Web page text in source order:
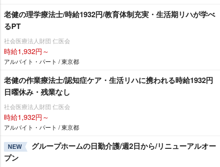
老健の理学療法士/時給1932円/教育体制充実・生活期リハが学べ
るPT
社会医療法人財団 仁医会
時給1,932円～
アルバイト・パート / 東京都
老健の作業療法士/認知症ケア・生活リハに携われる時給1932円
日曜休み・残業なし
社会医療法人財団 仁医会
時給1,932円～
アルバイト・パート / 東京都
NEW
グループホームの日勤介護/週2日から/リニューアルオー
プン